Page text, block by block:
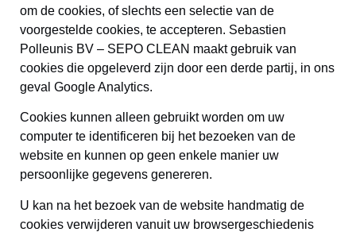
om de cookies, of slechts een selectie van de
voorgestelde cookies, te accepteren. Sebastien
Polleunis BV – SEPO CLEAN maakt gebruik van
cookies die opgeleverd zijn door een derde partij, in ons
geval Google Analytics.
Cookies kunnen alleen gebruikt worden om uw
computer te identificeren bij het bezoeken van de
website en kunnen op geen enkele manier uw
persoonlijke gegevens genereren.
U kan na het bezoek van de website handmatig de
cookies verwijderen vanuit uw browsergeschiedenis